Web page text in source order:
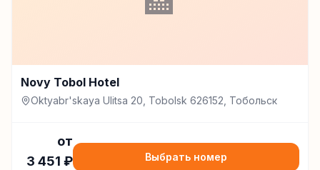
Novy Tobol Hotel
Oktyabr'skaya Ulitsa 20, Tobolsk 626152, Тобольск
от
3 451 ₽ Выбрать номер